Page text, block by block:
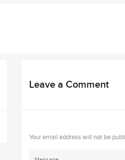
Leave a Comment
Your email address will not be